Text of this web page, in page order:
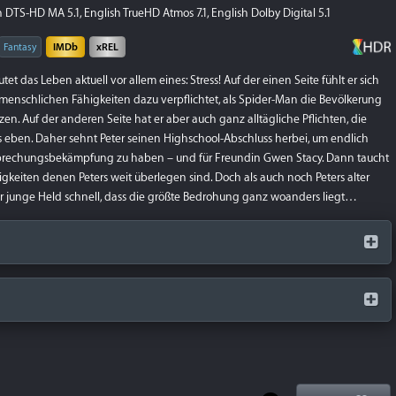
HD MA 5.1, English TrueHD Atmos 7.1, English Dolby Digital 5.1
Fantasy IMDb xREL
das Leben aktuell vor allem eines: Stress! Auf der einen Seite fühlt er sich
Fähigkeiten dazu verpflichtet, als Spider-Man die Bevölkerung
Auf der anderen Seite hat er aber auch ganz alltägliche Pflichten, die
Daher sehnt Peter seinen Highschool-Abschluss herbei, um endlich
zu haben – und für Freundin Gwen Stacy. Dann taucht
denen Peters weit überlegen sind. Doch als auch noch Peters alter
junge Held schnell, dass die größte Bedrohung ganz woanders liegt…